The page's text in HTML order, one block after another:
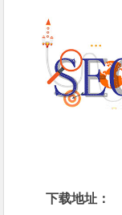
下载地址：